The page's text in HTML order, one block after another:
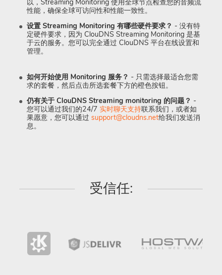
性能，确保全球可访问性和性能一致性。
设置 Streaming Monitoring 有哪些硬件要求？ - 没有特
定硬件要求，因为 ClouDNS Streaming Monitoring 是基
于云的服务。您可以完全通过 ClouDNS 平台在线设置和
管理。
如何开始使用 Monitoring 服务？ - 只需选择最适合您需
求的套餐，然后点击所选套餐下方的橙色按钮。
仍有关于 ClouDNS Streaming monitoring 的问题？ -
您可以通过我们的24/7 实时聊天支持联系我们，或者如
果愿意，您可以通过 support@cloudns.net给我们发送消
息。
受信任: